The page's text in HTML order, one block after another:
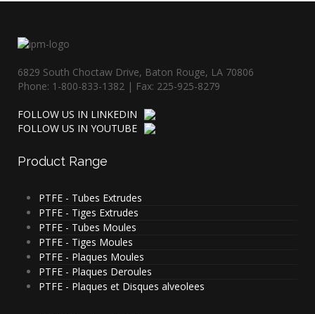
6829 South Choctaw Drive, Baton Rouge, LA 70806
Phone: 1-800-833-1382 | Fax: 225-925-8279
FOLLOW US IN LINKEDIN
FOLLOW US IN YOUTUBE
Product Range
PTFE - Tubes Extrudes
PTFE - Tiges Extrudes
PTFE - Tubes Moules
PTFE - Tiges Moules
PTFE - Plaques Moules
PTFE - Plaques Deroules
PTFE - Plaques et Disques alveolees